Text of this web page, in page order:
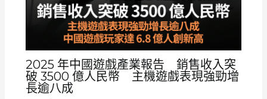
2025 年中國遊戲產業報告 銷售收入突
破 3500 億人民幣 主機遊戲表現強勁增
長逾八成